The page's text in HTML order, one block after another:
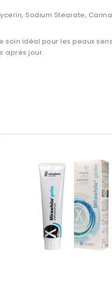
Sodium Stearate,
soin idéal pour les peaux
après jour.